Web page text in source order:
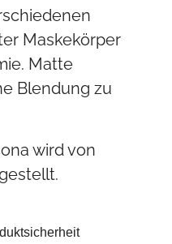
Maskekörper
Matte
Blendung zu
wird von